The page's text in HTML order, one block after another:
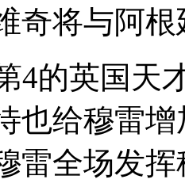
奇将与阿
4的英国天
也给穆雷
雷全场发